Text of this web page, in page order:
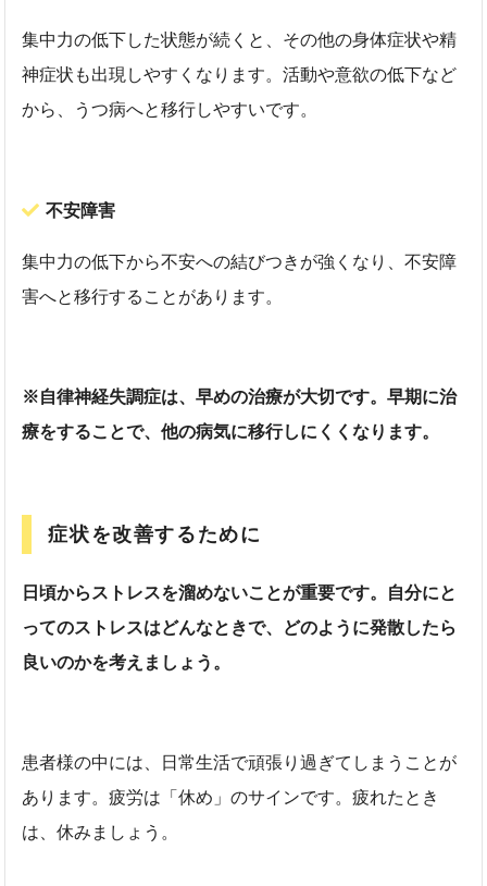
集中力の低下した状態が続くと、その他の身体症状や精
神症状も出現しやすくなります。活動や意欲の低下など
から、うつ病へと移行しやすいです。
不安障害
集中力の低下から不安への結びつきが強くなり、不安障
害へと移行することがあります。
※自律神経失調症は、早めの治療が大切です。早期に治
療をすることで、他の病気に移行しにくくなります。
症状を改善するために
日頃からストレスを溜めないことが重要です。自分にと
ってのストレスはどんなときで、どのように発散したら
良いのかを考えましょう。
患者様の中には、日常生活で頑張り過ぎてしまうことが
あります。疲労は「休め」のサインです。疲れたとき
は、休みましょう。